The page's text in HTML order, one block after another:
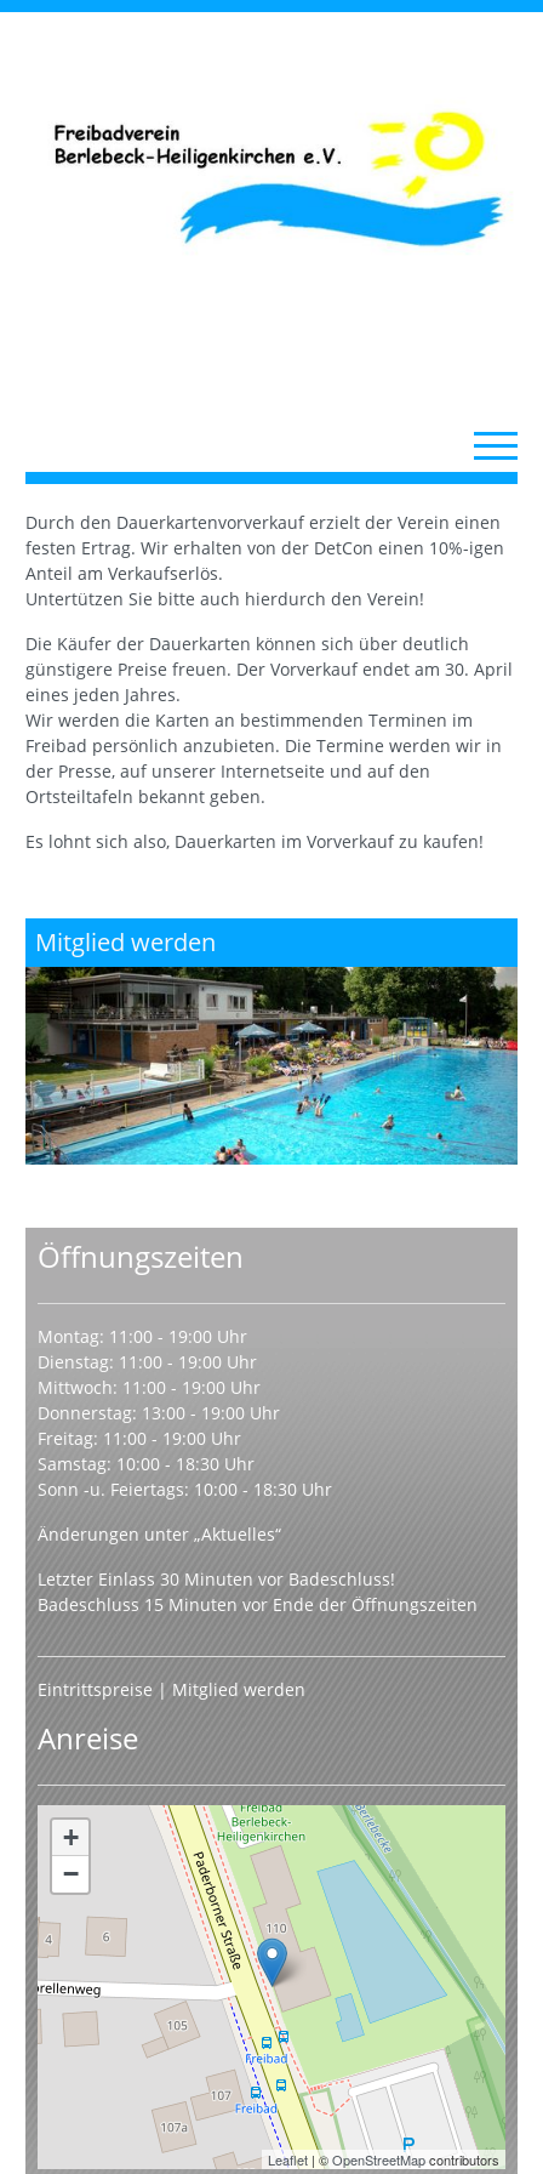
Durch den Dauerkartenvorverkauf erzielt der Verein einen
festen Ertrag. Wir erhalten von der DetCon einen 10%-igen
Anteil am Verkaufserlös.
Untertützen Sie bitte auch hierdurch den Verein!
Die Käufer der Dauerkarten können sich über deutlich
günstigere Preise freuen. Der Vorverkauf endet am 30. April
eines jeden Jahres.
Wir werden die Karten an bestimmenden Terminen im
Freibad persönlich anzubieten. Die Termine werden wir in
der Presse, auf unserer Internetseite und auf den
Ortsteiltafeln bekannt geben.
Es lohnt sich also, Dauerkarten im Vorverkauf zu kaufen!
Mitglied werden
Öffnungszeiten
Montag: 11:00 - 19:00 Uhr
Dienstag: 11:00 - 19:00 Uhr
Mittwoch: 11:00 - 19:00 Uhr
Donnerstag: 13:00 - 19:00 Uhr
Freitag: 11:00 - 19:00 Uhr
Samstag: 10:00 - 18:30 Uhr
Sonn -u. Feiertags: 10:00 - 18:30 Uhr
Änderungen unter „Aktuelles“
Letzter Einlass 30 Minuten vor Badeschluss!
Badeschluss 15 Minuten vor Ende der Öffnungszeiten
Eintrittspreise | Mitglied werden
Anreise
+
−
Leaflet | ©OpenStreetMapcontributors